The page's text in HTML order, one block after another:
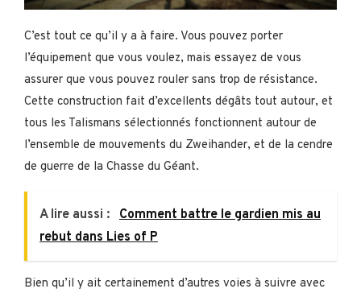
C’est tout ce qu’il y a à faire. Vous pouvez porter
l’équipement que vous voulez, mais essayez de vous
assurer que vous pouvez rouler sans trop de résistance.
Cette construction fait d’excellents dégâts tout autour, et
tous les Talismans sélectionnés fonctionnent autour de
l’ensemble de mouvements du Zweihander, et de la cendre
de guerre de la Chasse du Géant.
A lire aussi : Comment battre le gardien mis au
rebut dans Lies of P
Bien qu’il y ait certainement d’autres voies à suivre avec